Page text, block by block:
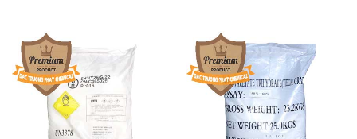
Sodium Percarbonate Dạng
Bột Trung Quốc China
Sodium Acetate – Natri
Acetate Trung Quốc China